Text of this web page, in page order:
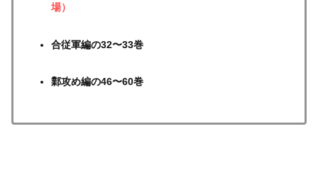
場）
合従軍編の32〜33巻
鄴攻め編の46〜60巻